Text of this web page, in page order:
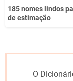
185 nomes lindos
de estimação
O